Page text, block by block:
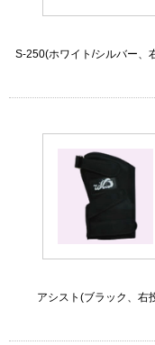
S-250(ホワイト/シルバー、
アシスト(ブラック、右